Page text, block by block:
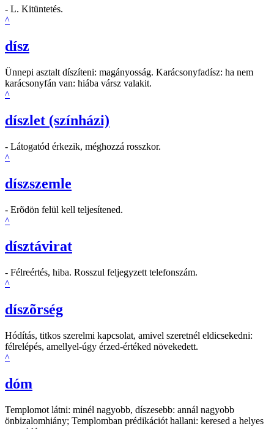
- L. Kitüntetés.
^
dísz
Ünnepi asztalt díszíteni: magányosság. Karácsonyfadísz: ha nem
karácsonyfán van: hiába vársz valakit.
^
díszlet (színházi)
- Látogatód érkezik, méghozzá rosszkor.
^
díszszemle
- Erõdön felül kell teljesítened.
^
dísztávirat
- Félreértés, hiba. Rosszul feljegyzett telefonszám.
^
díszõrség
Hódítás, titkos szerelmi kapcsolat, amivel szeretnél eldicsekedni:
félrelépés, amellyel-úgy érzed-értéked növekedett.
^
dóm
Templomot látni: minél nagyobb, díszesebb: annál nagyobb
önbizalomhiány; Templomban prédikációt hallani: keresed a helyes